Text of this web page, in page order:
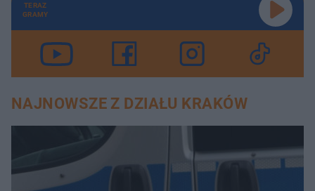
TERAZ
GRAMY
NAJNOWSZE Z DZIAŁU KRAKÓW